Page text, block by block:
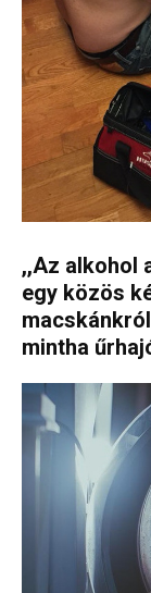
,,Az alkohol
egy közös
mintha